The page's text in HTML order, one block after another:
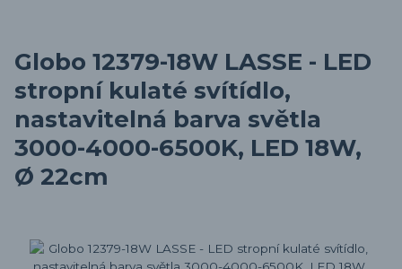
Globo 12379-18W LASSE - LED
stropní kulaté svítídlo,
nastavitelná barva světla
3000-4000-6500K, LED 18W,
Ø 22cm